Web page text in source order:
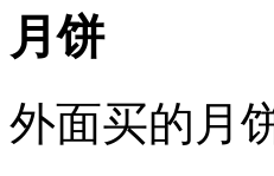
月饼
外面买的月